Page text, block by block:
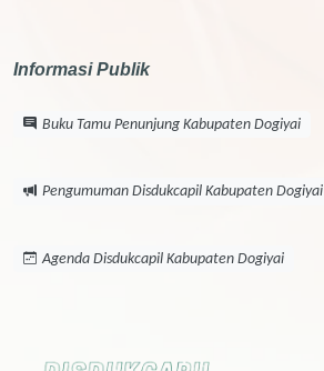
Informasi Publik
Buku Tamu Penunjung Kabupaten Dogiyai
Pengumuman Disdukcapil Kabupaten Dogiyai
Agenda Disdukcapil Kabupaten Dogiyai